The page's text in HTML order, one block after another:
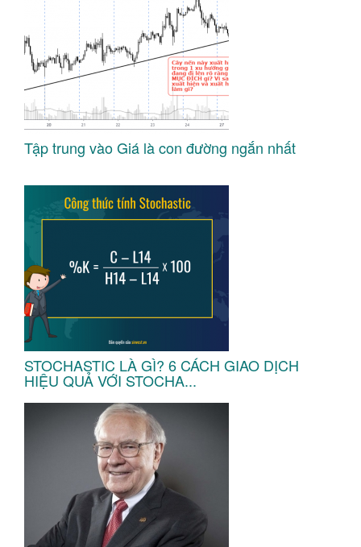
Tập trung vào Giá là con đường ngắn nhất
STOCHASTIC LÀ GÌ? 6 CÁCH GIAO DỊCH
HIỆU QUẢ VỚI STOCHA...